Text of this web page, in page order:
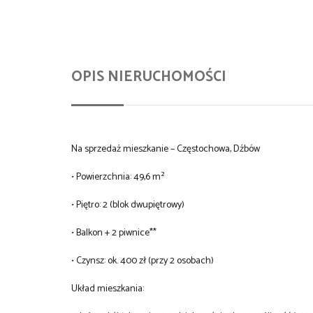
OPIS NIERUCHOMOŚCI
Na sprzedaż mieszkanie – Częstochowa, Dźbów
• Powierzchnia: 49,6 m²
• Piętro: 2 (blok dwupiętrowy)
• Balkon + 2 piwnice**
• Czynsz: ok. 400 zł (przy 2 osobach)
Układ mieszkania: